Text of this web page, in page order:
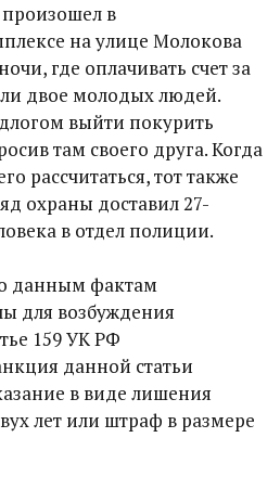
в
на улице Молокова
где оплачивать счет за
двое молодых людей.
выйти покурить
там своего друга. Когда
рассчитаться, тот также
охраны доставил 27-
в отдел полиции.
данным фактам
для возбуждения
159 УК РФ
данной статьи
в виде лишения
лет или штраф в размере